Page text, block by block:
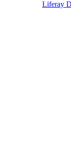
Liferay